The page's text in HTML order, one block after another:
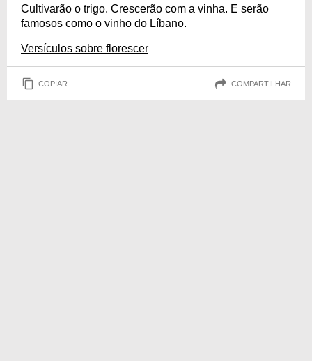
Cultivarão o trigo. Crescerão com a vinha. E serão
famosos como o vinho do Líbano.
Versículos sobre florescer
COPIAR COMPARTILHAR